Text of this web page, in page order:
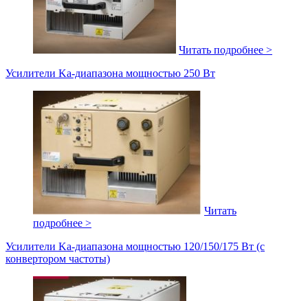
Читать подробнее >
Усилители Ka-диапазона мощностью 250 Вт
Читать
подробнее >
Усилители Ka-диапазона мощностью 120/150/175 Вт (c
конвертором частоты)